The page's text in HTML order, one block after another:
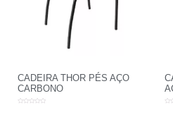
CADEIRA THOR PÉS AÇO
CARBONO